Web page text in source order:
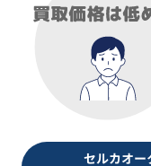
セルカオー